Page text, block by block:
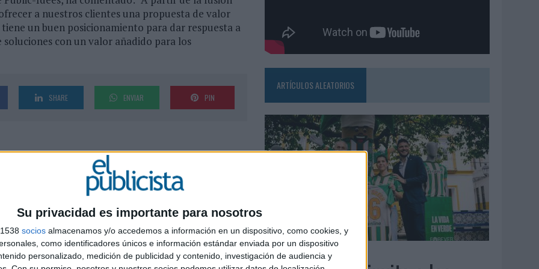
Su privacidad es importante para nosotros
socios almacenamos y/o accedemos a información en un dispositivo, como cookies, y
como identificadores únicos e información estándar enviada por un dispositivo
personalizado, medición de publicidad y contenido, investigación de audiencia y
SPAIN PARA SAMSUNG ELECTRONICS IBERIA
a nuestros clientes una propuesta de valor
un buen posicionamiento para dar respuesta a
con un valor añadido para los
SHARE ENVIAR PIN
ARTÍCULOS ALEATORIOS
03/08/2026